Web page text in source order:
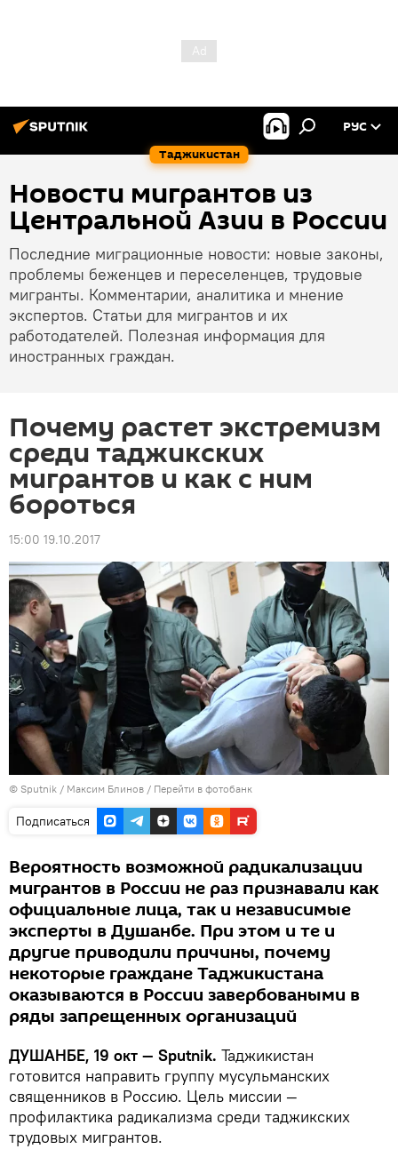
Таджикистан
РУС
Новости мигрантов из
Центральной Азии в России
Последние миграционные новости: новые законы,
проблемы беженцев и переселенцев, трудовые
мигранты. Комментарии, аналитика и мнение
экспертов. Статьи для мигрантов и их
работодателей. Полезная информация для
иностранных граждан.
Почему растет экстремизм
среди таджикских
мигрантов и как с ним
бороться
15:00 19.10.2017
© Sputnik / Максим Блинов / Перейти в фотобанк
Подписаться
Вероятность возможной радикализации
мигрантов в России не раз признавали как
официальные лица, так и независимые
эксперты в Душанбе. При этом и те и
другие приводили причины, почему
некоторые граждане Таджикистана
оказываются в России завербоваными в
ряды запрещенных организаций
ДУШАНБЕ, 19 окт — Sputnik. Таджикистан
готовится направить группу мусульманских
священников в Россию. Цель миссии —
профилактика радикализма среди таджикских
трудовых мигрантов.